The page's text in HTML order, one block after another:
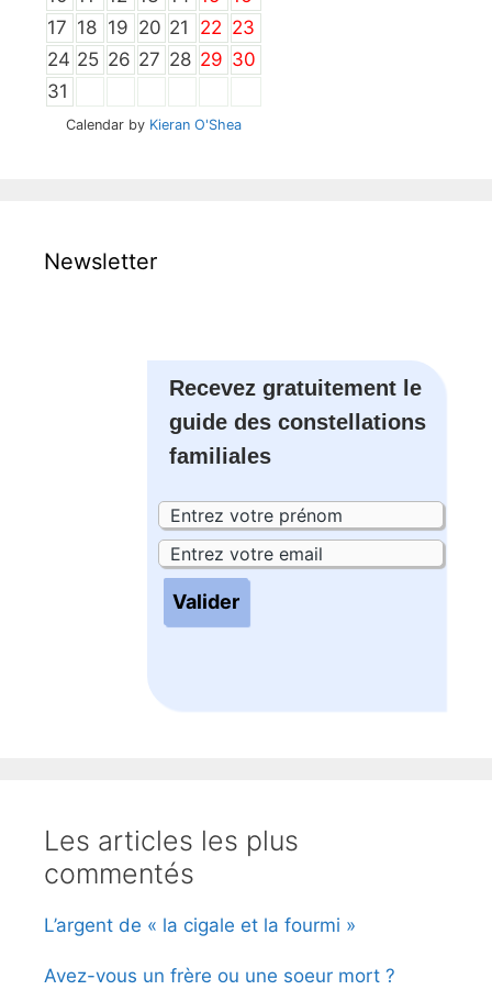
17 18 19 20 21 22 23
24 25 26 27 28 29 30
31
Calendar by Kieran O'Shea
Newsletter
Recevez gratuitement le
guide des constellations
familiales
Les articles les plus
commentés
L’argent de « la cigale et la fourmi »
Avez-vous un frère ou une soeur mort ?